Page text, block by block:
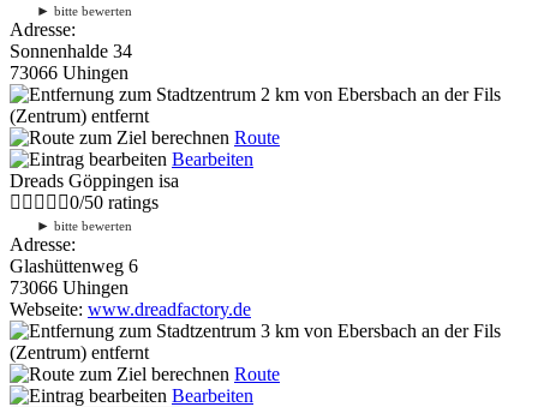
► bitte bewerten
Adresse:
Sonnenhalde 34
73066 Uhingen
2 km von Ebersbach an der Fils
(Zentrum) entfernt
Route
Bearbeiten
Dreads Göppingen isa
0/50 ratings
► bitte bewerten
Adresse:
Glashüttenweg 6
73066 Uhingen
Webseite: www.dreadfactory.de
3 km von Ebersbach an der Fils
(Zentrum) entfernt
Route
Bearbeiten